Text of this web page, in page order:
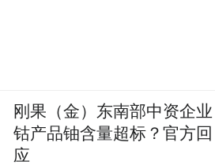
刚果（金）东南部中资企业
钴产品铀含量超标？官方回
应